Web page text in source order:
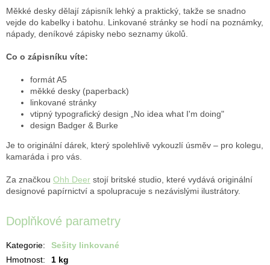
Měkké desky dělají zápisník lehký a praktický, takže se snadno
vejde do kabelky i batohu. Linkované stránky se hodí na poznámky,
nápady, deníkové zápisky nebo seznamy úkolů.
Co o zápisníku víte:
formát A5
měkké desky (paperback)
linkované stránky
vtipný typografický design „No idea what I'm doing"
design Badger & Burke
Je to originální dárek, který spolehlivě vykouzlí úsměv – pro kolegu,
kamaráda i pro vás.
Za značkou Ohh Deer stojí britské studio, které vydává originální
designové papírnictví a spolupracuje s nezávislými ilustrátory.
Doplňkové parametry
Kategorie:
Sešity linkované
Hmotnost:
1 kg